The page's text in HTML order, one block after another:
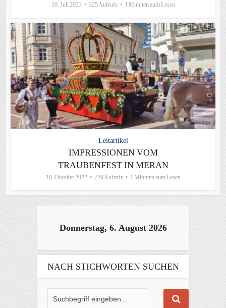
10. Juli 2023 325 Aufrufe 1 Minuten zum Lesen
Leitartikel
IMPRESSIONEN VOM
TRAUBENFEST IN MERAN
18. Oktober 2022 729 Aufrufe 1 Minuten zum Lesen
Donnerstag, 6. August 2026
NACH STICHWORTEN SUCHEN